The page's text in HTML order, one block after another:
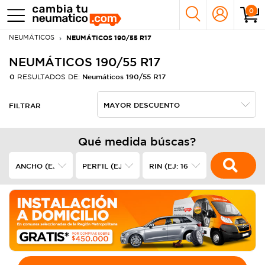
0
NEUMÁTICOS NEUMÁTICOS 190/55 R17
NEUMÁTICOS 190/55 R17
0 RESULTADOS DE: Neumáticos 190/55 R17
FILTRAR
Qué medida búscas?